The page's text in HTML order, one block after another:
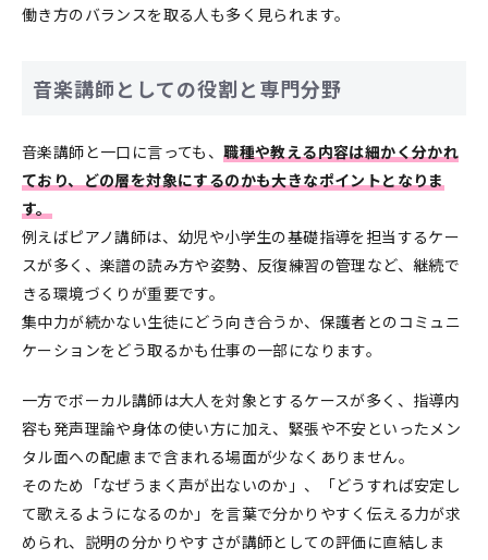
働き方のバランスを取る人も多く見られます。
音楽講師としての役割と専門分野
音楽講師と一口に言っても、職種や教える内容は細かく分かれ
ており、どの層を対象にするのかも大きなポイントとなりま
す。
例えばピアノ講師は、幼児や小学生の基礎指導を担当するケー
スが多く、楽譜の読み方や姿勢、反復練習の管理など、継続で
きる環境づくりが重要です。
集中力が続かない生徒にどう向き合うか、保護者とのコミュニ
ケーションをどう取るかも仕事の一部になります。
一方でボーカル講師は大人を対象とするケースが多く、指導内
容も発声理論や身体の使い方に加え、緊張や不安といったメン
タル面への配慮まで含まれる場面が少なくありません。
そのため「なぜうまく声が出ないのか」、「どうすれば安定し
て歌えるようになるのか」を言葉で分かりやすく伝える力が求
められ、説明の分かりやすさが講師としての評価に直結しま